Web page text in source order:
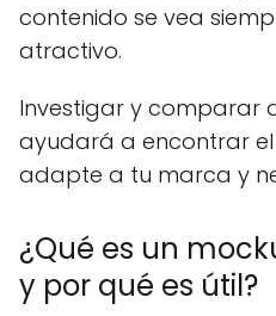
contenido se vea
atractivo.
Investigar y comparar
ayudará a encontrar el
adapte a tu marca y
¿Qué es un
y por qué es útil?